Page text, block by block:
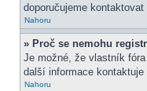
doporučujeme
Nahoru
» Proč se nemohu
Je možné, že vlastník
další informace kontaktuje
Nahoru